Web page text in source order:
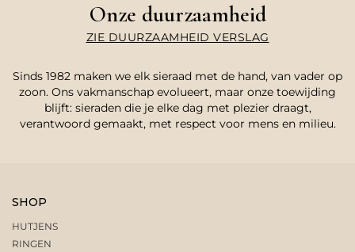
Onze duurzaamheid
ZIE DUURZAAMHEID VERSLAG
Sinds 1982 maken we elk sieraad met de hand, van vader op
zoon. Ons vakmanschap evolueert, maar onze toewijding
blijft: sieraden die je elke dag met plezier draagt,
verantwoord gemaakt, met respect voor mens en milieu.
SHOP
HUTJENS
RINGEN